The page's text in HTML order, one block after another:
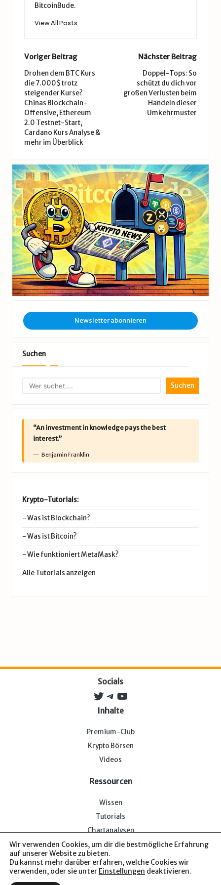
BitcoinBude.
View All Posts
Post
navigation
Voriger Beitrag
Drohen dem BTC Kurs
die 7.000$ trotz
steigender Kurse?
Chinas Blockchain-
Offensive, Ethereum
2.0 Testnet-Start,
Cardano Kurs Analyse &
mehr im Überblick
Nächster Beitrag
Doppel-Tops: So
schützt du dich vor
großen Verlusten beim
Handeln dieser
Umkehrmuster
Newsletter abonnieren
Suchen
Suchen
“An investment in knowledge pays the best
interest.”
Benjamin Franklin
Krypto-Tutorials:
-Was ist Blockchain?
-Was ist Bitcoin?
-Wie funktioniert MetaMask?
Alle Tutorials anzeigen
Socials
Twitter
Telegram
YouTube
Inhalte
Premium-Club
Krypto Börsen
Videos
Ressourcen
Wissen
Tutorials
Chartanalysen
Wir verwenden Cookies, um dir die bestmögliche Erfahrung
auf unserer Website zu bieten.
Du kannst mehr darüber erfahren, welche Cookies wir
verwenden, oder sie unter Einstellungen deaktivieren.